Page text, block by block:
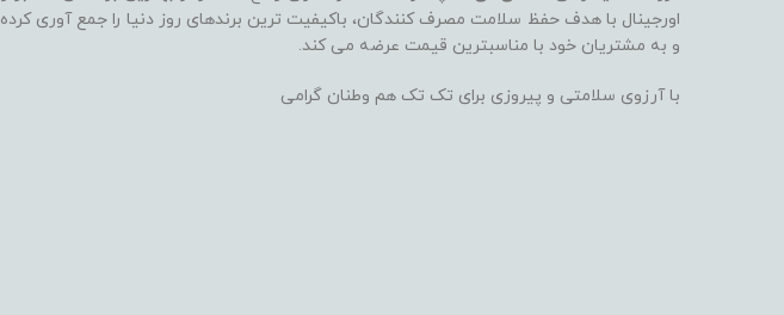
اورجینال با هدف حفظ سلامت مصرف کنندگان، باکیفیت ترین برندهای روز دنیا را جمع آوری کرده
و به مشتریان خود با مناسبترین قیمت عرضه می کند.
با آرزوی سلامتی و پیروزی برای تک تک هم وطنان گرامی